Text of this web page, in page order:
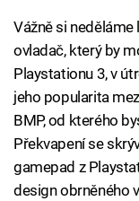
Vážně si
ovladač, který by
Playstationu 3, v
jeho popularita
BMP, od kterého
Překvapení se
gamepad z
design obrněného